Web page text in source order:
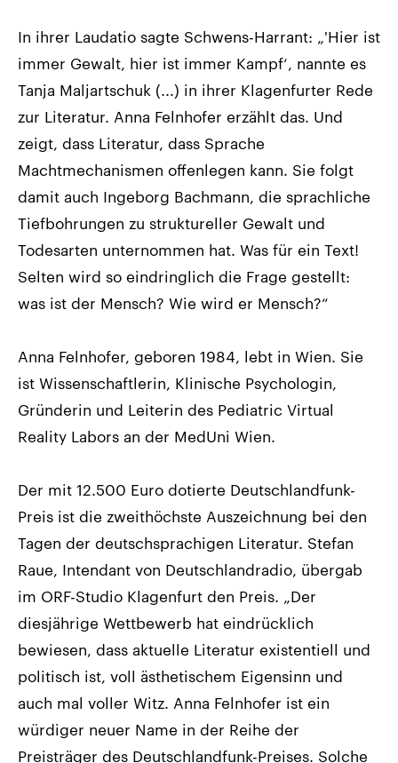
In ihrer Laudatio sagte Schwens-Harrant: „'Hier ist
immer Gewalt, hier ist immer Kampf‘, nannte es
Tanja Maljartschuk (...) in ihrer Klagenfurter Rede
zur Literatur. Anna Felnhofer erzählt das. Und
zeigt, dass Literatur, dass Sprache
Machtmechanismen offenlegen kann. Sie folgt
damit auch Ingeborg Bachmann, die sprachliche
Tiefbohrungen zu struktureller Gewalt und
Todesarten unternommen hat. Was für ein Text!
Selten wird so eindringlich die Frage gestellt:
was ist der Mensch? Wie wird er Mensch?“
Anna Felnhofer, geboren 1984, lebt in Wien. Sie
ist Wissenschaftlerin, Klinische Psychologin,
Gründerin und Leiterin des Pediatric Virtual
Reality Labors an der MedUni Wien.
Der mit 12.500 Euro dotierte Deutschlandfunk-
Preis ist die zweithöchste Auszeichnung bei den
Tagen der deutschsprachigen Literatur. Stefan
Raue, Intendant von Deutschlandradio, übergab
im ORF-Studio Klagenfurt den Preis. „Der
diesjährige Wettbewerb hat eindrücklich
bewiesen, dass aktuelle Literatur existentiell und
politisch ist, voll ästhetischem Eigensinn und
auch mal voller Witz. Anna Felnhofer ist ein
würdiger neuer Name in der Reihe der
Preisträger des Deutschlandfunk-Preises. Solche